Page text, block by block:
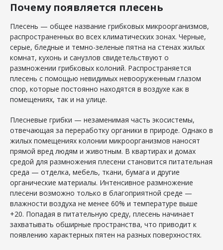
Почему появляется плесень
Плесень — общее название грибковых микроорганизмов,
распространенных во всех климатических зонах. Черные,
серые, бледные и темно-зеленые пятна на стенах жилых
комнат, кухонь и санузлов свидетельствуют о
размножении грибковых колоний. Распространяется
плесень с помощью невидимых невооруженным глазом
спор, которые постоянно находятся в воздухе как в
помещениях, так и на улице.
Плесневые грибки — незаменимая часть экосистемы,
отвечающая за переработку органики в природе. Однако в
жилых помещениях колонии микроорганизмов наносят
прямой вред людям и животным. В квартирах и домах
средой для размножения плесени становится питательная
среда — отделка, мебель, ткани, бумага и другие
органические материалы. Интенсивное размножение
плесени возможно только в благоприятной среде —
влажности воздуха не менее 60% и температуре выше
+20. Попадая в питательную среду, плесень начинает
захватывать обширные пространства, что приводит к
появлению характерных пятен на разных поверхностях.